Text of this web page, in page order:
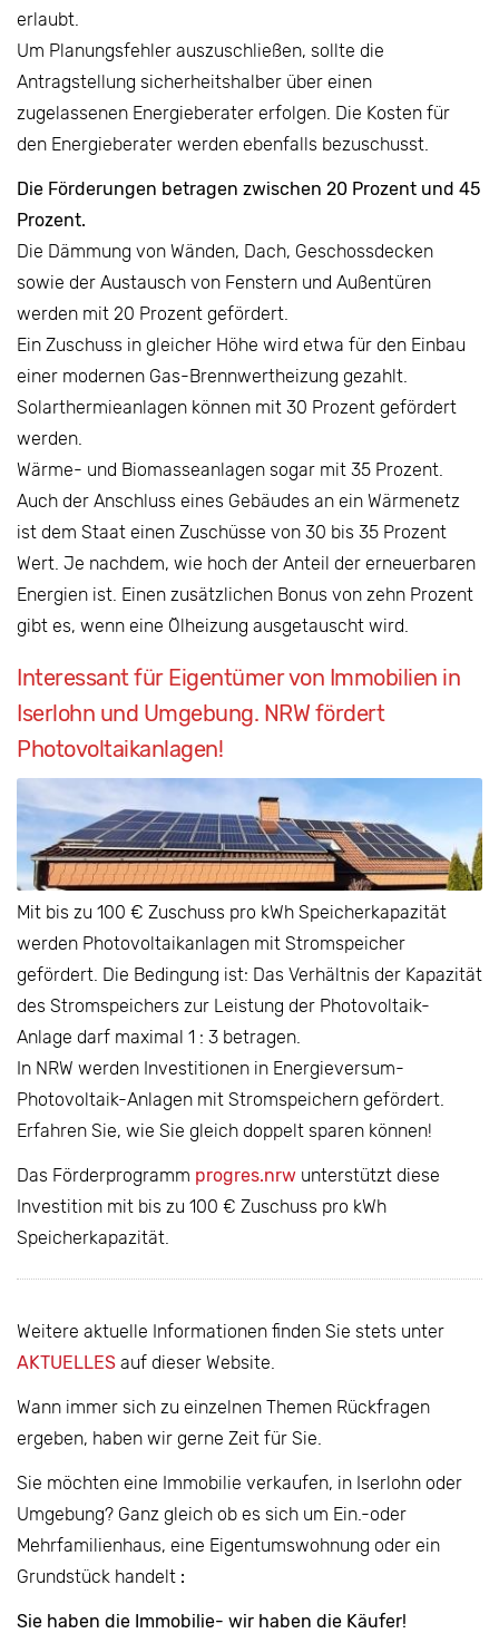
erlaubt.
Um Planungsfehler auszuschließen, sollte die
Antragstellung sicherheitshalber über einen
zugelassenen Energieberater erfolgen. Die Kosten für
den Energieberater werden ebenfalls bezuschusst.
Die Förderungen betragen zwischen 20 Prozent und 45
Prozent.
Die Dämmung von Wänden, Dach, Geschossdecken
sowie der Austausch von Fenstern und Außentüren
werden mit 20 Prozent gefördert.
Ein Zuschuss in gleicher Höhe wird etwa für den Einbau
einer modernen Gas-Brennwertheizung gezahlt.
Solarthermieanlagen können mit 30 Prozent gefördert
werden.
Wärme- und Biomasseanlagen sogar mit 35 Prozent.
Auch der Anschluss eines Gebäudes an ein Wärmenetz
ist dem Staat einen Zuschüsse von 30 bis 35 Prozent
Wert. Je nachdem, wie hoch der Anteil der erneuerbaren
Energien ist. Einen zusätzlichen Bonus von zehn Prozent
gibt es, wenn eine Ölheizung ausgetauscht wird.
Interessant für Eigentümer von Immobilien in
Iserlohn und Umgebung. NRW fördert
Photovoltaikanlagen!
Mit bis zu 100 € Zuschuss pro kWh Speicherkapazität
werden Photovoltaikanlagen mit Stromspeicher
gefördert. Die Bedingung ist: Das Verhältnis der Kapazität
des Stromspeichers zur Leistung der Photovoltaik-
Anlage darf maximal 1 : 3 betragen.
In NRW werden Investitionen in Energieversum-
Photovoltaik-Anlagen mit Stromspeichern gefördert.
Erfahren Sie, wie Sie gleich doppelt sparen können!
Das Förderprogramm progres.nrw unterstützt diese
Investition mit bis zu 100 € Zuschuss pro kWh
Speicherkapazität.
Weitere aktuelle Informationen finden Sie stets unter
AKTUELLES auf dieser Website.
Wann immer sich zu einzelnen Themen Rückfragen
ergeben, haben wir gerne Zeit für Sie.
Sie möchten eine Immobilie verkaufen, in Iserlohn oder
Umgebung? Ganz gleich ob es sich um Ein.-oder
Mehrfamilienhaus, eine Eigentumswohnung oder ein
Grundstück handelt :
Sie haben die Immobilie- wir haben die Käufer!